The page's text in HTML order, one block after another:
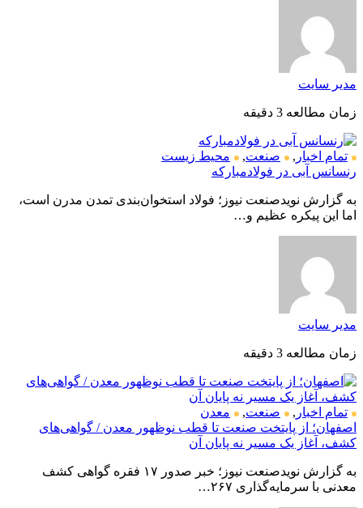
مدیر سایت
زمان مطالعه 3 دقیقه
تمام اخبار , صنعت,
محیط زیست
رنسانس آبی در فولادمبارکه
به گزارش نویدصنعت نیوز؛ فولاد استخوان‌بندی تمدن مدرن است،
اما این پیکره عظیم و…
مدیر سایت
زمان مطالعه 3 دقیقه
تمام اخبار , صنعت,
معدن
اصفهان؛ از پایتخت صنعت تا قطب نوظهور معدن / گواهی‌های
کشف، آغاز یک مسیر نه پایان آن
به گزارش نویدصنعت نیوز؛ خبر صدور ۱۷ فقره گواهی کشف
معدنی با سرمایه‌گذاری ۲۶۷…